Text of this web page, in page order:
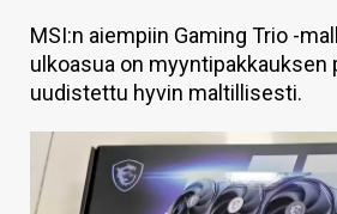
KAUPPA
VAIHDA TEEMA
HAKU
MSI:n aiempiin Gaming Trio -
ulkoasua on myyntipakkauksen
uudistettu hyvin maltillisesti.